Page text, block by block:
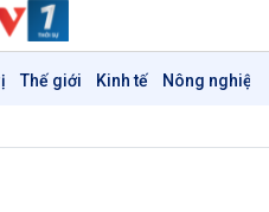
Thế giới Kinh tế Nông nghiệp